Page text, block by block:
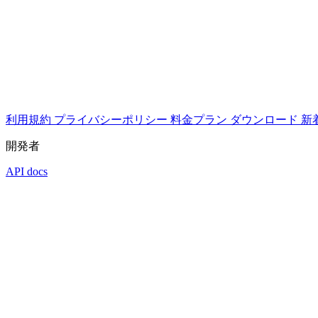
利用規約 プライバシーポリシー 料金プラン ダウンロード 新
開発者
API docs